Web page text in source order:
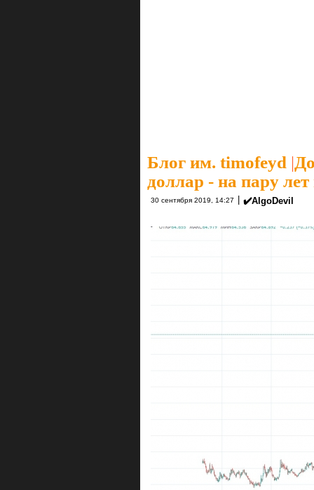
Блог им. timofeyd |
доллар - на пару лет
30 сентября 2019, 14:27 | ✔️AlgoDevil